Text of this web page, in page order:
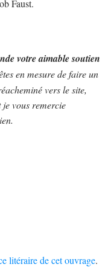
Faust.
votre aimable soutien
en mesure de faire un
vers le site,
vous remercie
litéraire de cet ouvrage.